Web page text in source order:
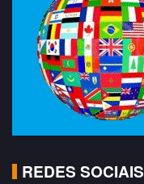
REDES SOCIAIS